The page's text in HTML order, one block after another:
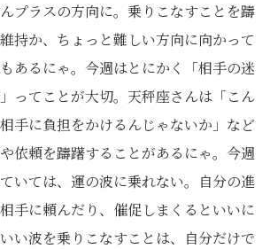
プラスの方向に。乗りこなすことを躊
持か、ちょっと難しい方向に向かって
あるにゃ。今週はとにかく「相手の迷
ってことが大切。天秤座さんは「こん
手に負担をかけるんじゃないか」など
依頼を躊躇することがあるにゃ。今週
いては、運の波に乗れない。自分の進
手に頼んだり、催促しまくるといいに
い波を乗りこなすことは、自分だけで